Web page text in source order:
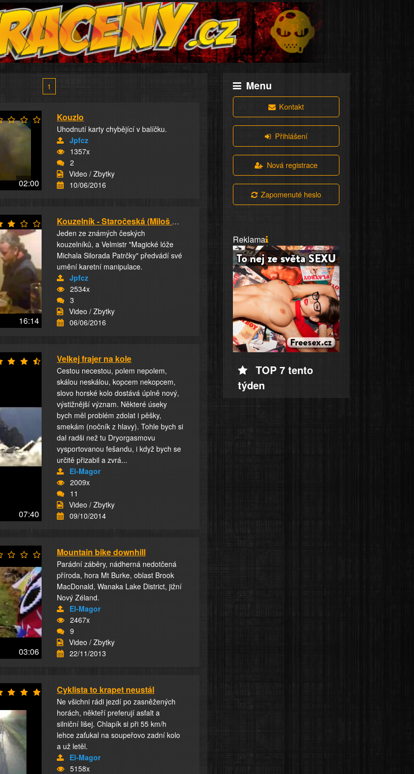
1
02:00
Kouzlo
Uhodnutí karty chybějící v balíčku.
Jpfcz
1357x
2
Video / Zbytky
10/06/2016
16:14
Kouzelník - Staročeská (Miloš Malý)
Jeden ze známých českých
kouzelníků, a Velmistr "Magické lóže
Michala Silorada Patrčky" předvádí své
umění karetní manipulace.
Jpfcz
2534x
3
Video / Zbytky
06/06/2016
07:40
Velkej frajer na kole
Cestou necestou, polem nepolem,
skálou neskálou, kopcem nekopcem,
slovo horské kolo dostává úplně nový,
výstižnější význam. Některé úseky
bych měl problém zdolat i pěšky,
smekám (nočník z hlavy). Tohle bych si
dal radši než tu Dryorgasmovu
vysportovanou fešandu, i když bych se
určitě přizabil a zvrá...
El-Magor
2009x
11
Video / Zbytky
09/10/2014
03:06
Mountain bike downhill
Parádní záběry, nádherná nedotčená
příroda, hora Mt Burke, oblast Brook
MacDonald, Wanaka Lake District, jižní
Nový Zéland.
El-Magor
2467x
9
Video / Zbytky
22/11/2013
Cyklista to krapet neustál
Ne všichni rádi jezdí po zasněžených
horách, někteří preferují asfalt a
silniční lišej. Chlapík si při 55 km/h
lehce zaťukal na soupeřovo zadní kolo
a už letěl.
El-Magor
5158x
Menu
Kontakt
Přihlášení
Nová registrace
Zapomenuté heslo
Reklama
TOP 7 tento
týden